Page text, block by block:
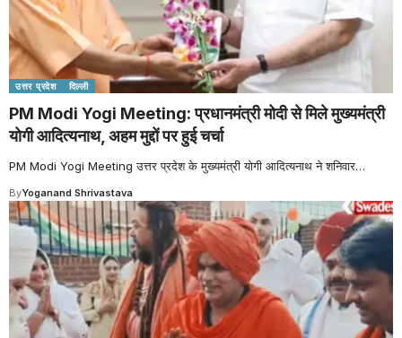
उत्तर प्रदेश दिल्ली
PM Modi Yogi Meeting: प्रधानमंत्री मोदी से मिले मुख्यमंत्री
योगी आदित्यनाथ, अहम मुद्दों पर हुई चर्चा
PM Modi Yogi Meeting उत्तर प्रदेश के मुख्यमंत्री योगी आदित्यनाथ ने शनिवार…
ByYoganand Shrivastava